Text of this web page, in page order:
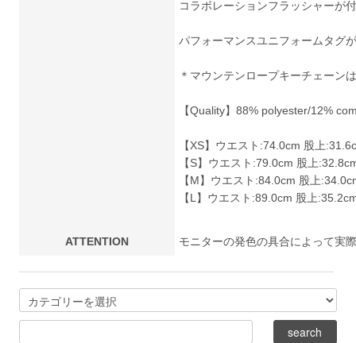
コラボレーションフラッシャーが
パフォーマンスユニフォームタグ
＊マウンテンロープキーチェーン
【Quality】88% polyester/12%
【XS】ウエスト:74.0cm 股上
【S】ウエスト:79.0cm 股上
【M】ウエスト:84.0cm 股上
【L】ウエスト:89.0cm 股上
ATTENTION モニターの発色の具合によって実